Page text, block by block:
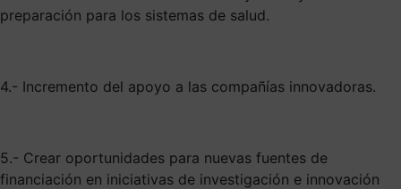
preparación para los sistemas de salud.
4.- Incremento del apoyo a las compañías innovadoras.
5.- Crear oportunidades para nuevas fuentes de
financiación en iniciativas de investigación e innovación